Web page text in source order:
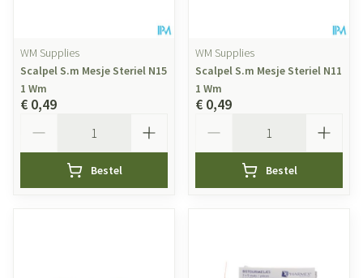
WM Supplies
Scalpel S.m Mesje Steriel N15
1 Wm
€ 0,49
Bestel
WM Supplies
Scalpel S.m Mesje Steriel N11
1 Wm
€ 0,49
Bestel